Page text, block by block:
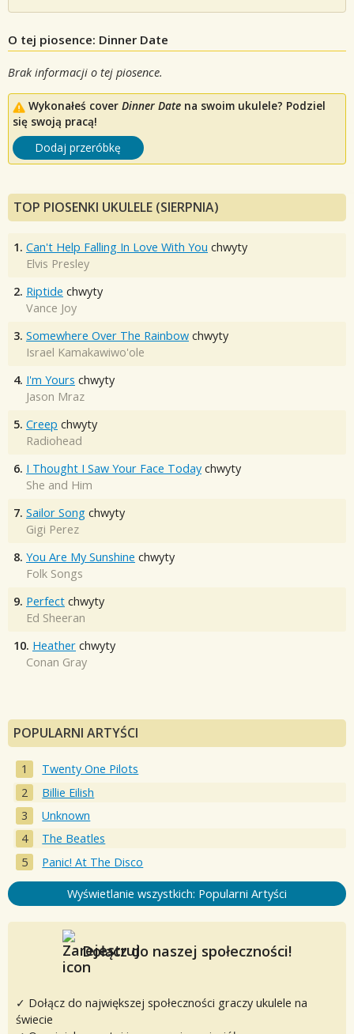
O tej piosence: Dinner Date
Brak informacji o tej piosence.
Wykonałeś cover Dinner Date na swoim ukulele? Podziel
się swoją pracą!
Dodaj przeróbkę
TOP PIOSENKI UKULELE (SIERPNIA)
1. Can't Help Falling In Love With You chwyty
Elvis Presley
2. Riptide chwyty
Vance Joy
3. Somewhere Over The Rainbow chwyty
Israel Kamakawiwo'ole
4. I'm Yours chwyty
Jason Mraz
5. Creep chwyty
Radiohead
6. I Thought I Saw Your Face Today chwyty
She and Him
7. Sailor Song chwyty
Gigi Perez
8. You Are My Sunshine chwyty
Folk Songs
9. Perfect chwyty
Ed Sheeran
10. Heather chwyty
Conan Gray
POPULARNI ARTYŚCI
Twenty One Pilots
Billie Eilish
Unknown
The Beatles
Panic! At The Disco
Wyświetlanie wszystkich: Popularni Artyści
Dołącz do naszej społeczności!
✓ Dołącz do największej społeczności graczy ukulele na
świecie